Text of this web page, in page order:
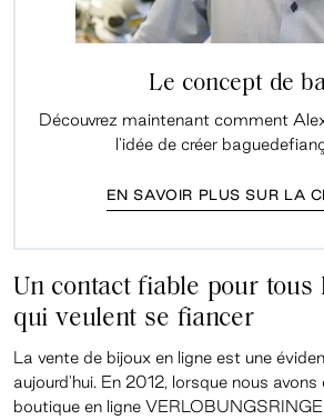
Le concept de
Découvrez maintenant comment
l'idée de créer
EN SAVOIR PLUS SUR LA
Un contact fiable pour tous
qui veulent se fiancer
La vente de bijoux en ligne est une
aujourd'hui. En 2012, lorsque nous
boutique en ligne